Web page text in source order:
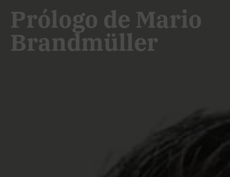
Prólogo de Mario
Brandmüller